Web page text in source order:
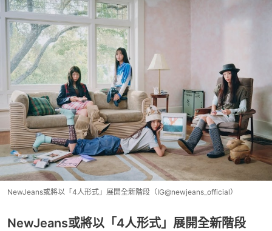
NewJeans或將以「4人形式」展開全新階段（IG@newjeans_official）
NewJeans或將以「4人形式」展開全新階段